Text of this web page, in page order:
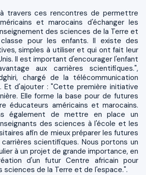
travers ces rencontres de permettre
et marocains d'échanger les
des sciences de la Terre et
pour les enfants. Il existe des
simples à utiliser et qui ont fait leur
Il est important d'encourager l'enfant
aux carrières scientifiques.",
chargé de la télécommunication
Et d'ajouter : "Cette première initiative
Elle forme la base pour de futures
éducateurs américains et marocains.
également de mettre en place un
des sciences à l'école et les
afin de mieux préparer les futures
scientifiques. Nous portons un
à un projet de grande importance, en
d'un futur Centre africain pour
sciences de la Terre et de l'espace.".